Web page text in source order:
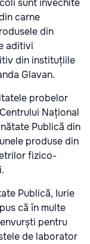
sunt învechite
carne
din
aditivi
din instituțiile
Glavan.
probelor
Național
Publică din
produse din
fizico-
Publică, Iurie
că în multe
pentru
de laborator